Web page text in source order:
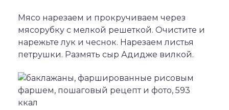
Мясо нарезаем и прокручиваем через
мясорубку с мелкой решеткой. Очистите и
нарежьте лук и чеснок. Нарезаем листья
петрушки. Размять сыр Адидже вилкой.